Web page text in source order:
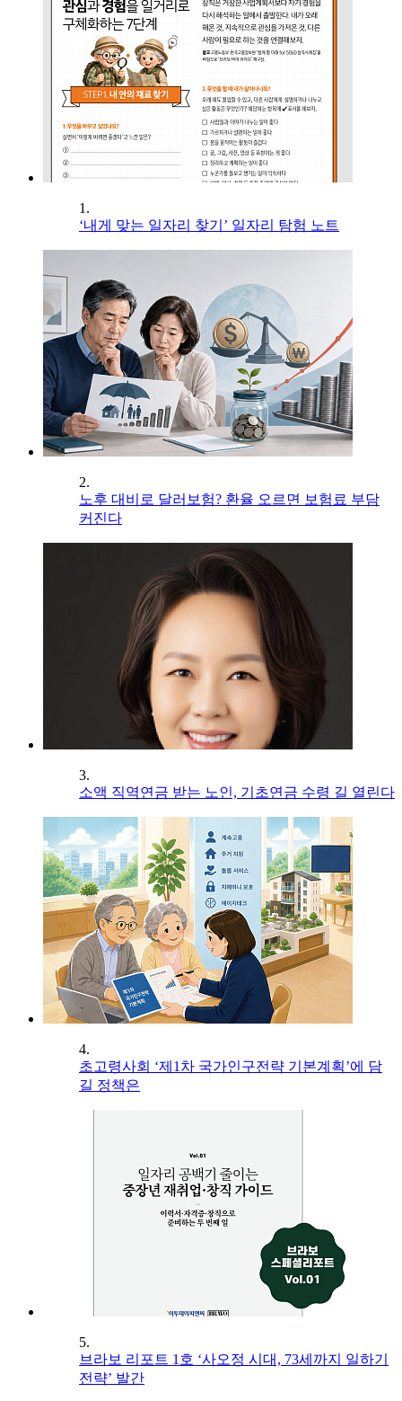
1.
‘내게 맞는 일자리 찾기’ 일자리 탐험 노트
2.
노후 대비로 달러보험? 환율 오르면 보험료 부담
커진다
3.
소액 직역연금 받는 노인, 기초연금 수령 길 열린다
4.
초고령사회 ‘제1차 국가인구전략 기본계획’에 담
길 정책은
5.
브라보 리포트 1호 ‘사오정 시대, 73세까지 일하기
전략’ 발간